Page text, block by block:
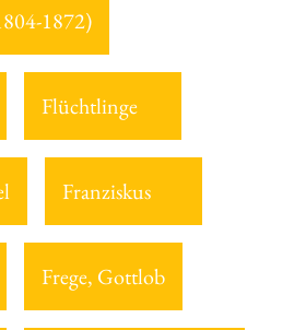
1872)
Flüchtlinge
Franziskus
Frege, Gottlob